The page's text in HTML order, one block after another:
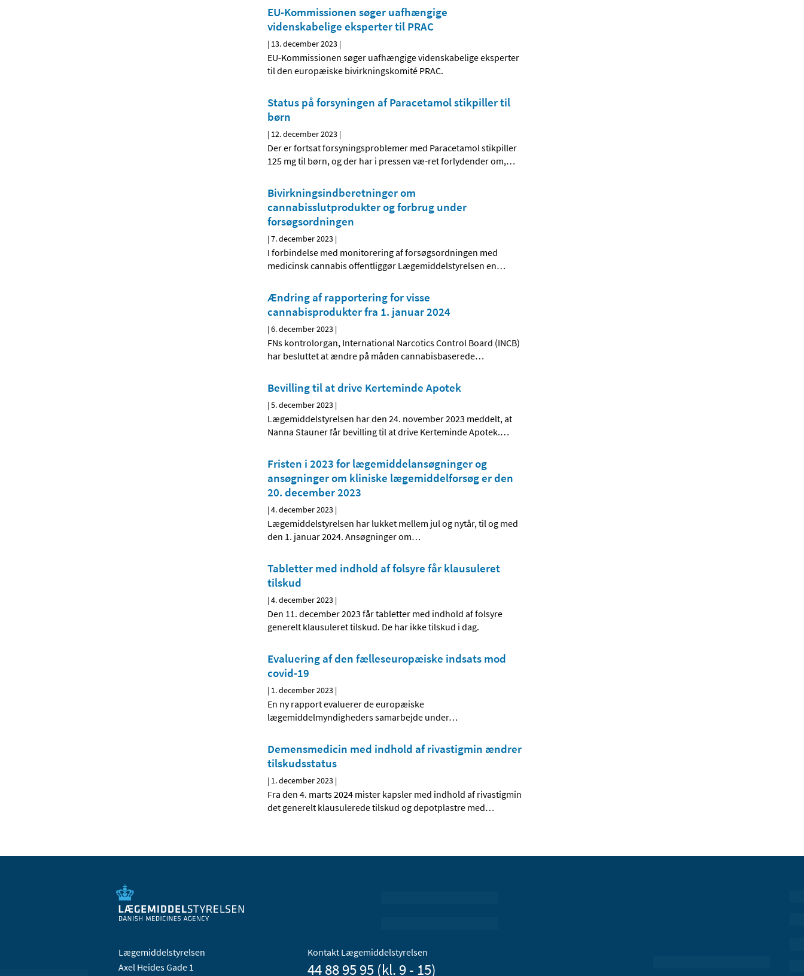
EU-Kommissionen søger uafhængige
videnskabelige eksperter til PRAC
| 13. december 2023 |
EU-Kommissionen søger uafhængige videnskabelige eksperter
til den europæiske bivirkningskomité PRAC.
Status på forsyningen af Paracetamol stikpiller til
børn
| 12. december 2023 |
Der er fortsat forsyningsproblemer med Paracetamol stikpiller
125 mg til børn, og der har i pressen væ-ret forlydender om,…
Bivirkningsindberetninger om
cannabisslutprodukter og forbrug under
forsøgsordningen
|7. december 2023 |
I forbindelse med monitorering af forsøgsordningen med
medicinsk cannabis offentliggør Lægemiddelstyrelsen en…
Ændring af rapportering for visse
cannabisprodukter fra 1. januar 2024
|6. december 2023 |
FNs kontrolorgan, International Narcotics Control Board (INCB)
har besluttet at ændre på måden cannabisbaserede…
Bevilling til at drive Kerteminde Apotek
|5. december 2023 |
Lægemiddelstyrelsen har den 24. november 2023 meddelt, at
Nanna Stauner får bevilling til at drive Kerteminde Apotek.…
Fristen i 2023 for lægemiddelansøgninger og
ansøgninger om kliniske lægemiddelforsøg er den
20. december 2023
|4. december 2023 |
Lægemiddelstyrelsen har lukket mellem jul og nytår, til og med
den 1. januar 2024. Ansøgninger om…
Tabletter med indhold af folsyre får klausuleret
tilskud
|4. december 2023 |
Den 11. december 2023 får tabletter med indhold af folsyre
generelt klausuleret tilskud. De har ikke tilskud i dag.
Evaluering af den fælleseuropæiske indsats mod
covid-19
| 1. december 2023 |
En ny rapport evaluerer de europæiske
lægemiddelmyndigheders samarbejde under…
Demensmedicin med indhold af rivastigmin ændrer
tilskudsstatus
| 1. december 2023 |
Fra den 4. marts 2024 mister kapsler med indhold af rivastigmin
det generelt klausulerede tilskud og depotplastre med…
Lægemiddelstyrelsen
Axel Heides Gade 1
Kontakt Lægemiddelstyrelsen
44 88 95 95 (kl. 9 - 15)